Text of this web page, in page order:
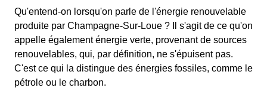
Qu'entend-on lorsqu'on parle de l'énergie renouvelable
produite par Champagne-Sur-Loue ? Il s'agit de ce qu'on
appelle également énergie verte, provenant de sources
renouvelables, qui, par définition, ne s'épuisent pas.
C'est ce qui la distingue des énergies fossiles, comme le
pétrole ou le charbon.